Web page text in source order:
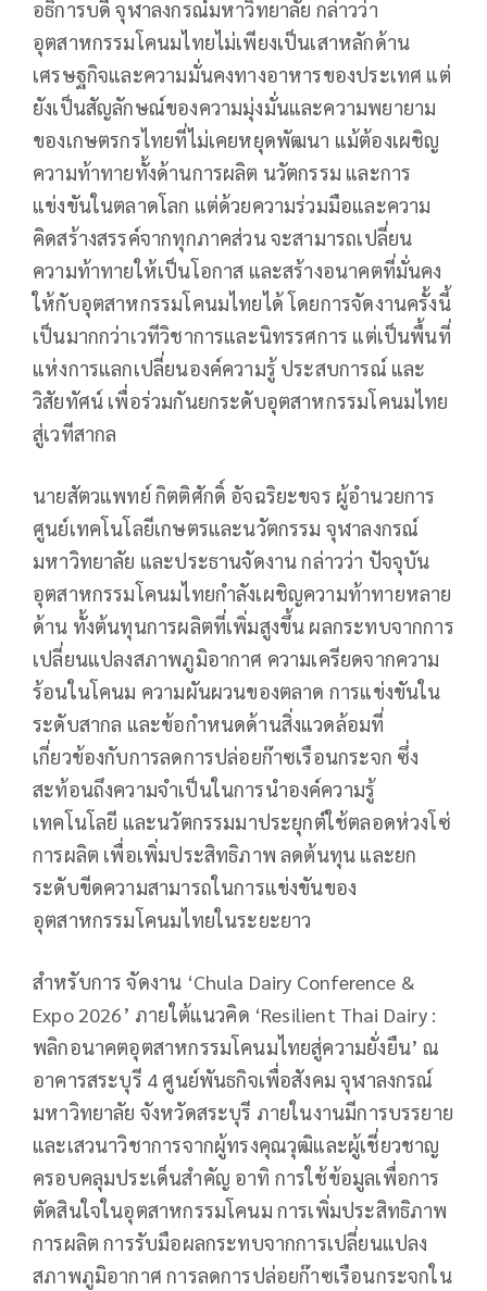
อธิการบดี จุฬาลงกรณ์มหาวิทยาลัย กล่าวว่า
อุตสาหกรรมโคนมไทยไม่เพียงเป็นเสาหลักด้าน
เศรษฐกิจและความมั่นคงทางอาหารของประเทศ แต่
ยังเป็นสัญลักษณ์ของความมุ่งมั่นและความพยายาม
ของเกษตรกรไทยที่ไม่เคยหยุดพัฒนา แม้ต้องเผชิญ
ความท้าทายทั้งด้านการผลิต นวัตกรรม และการ
แข่งขันในตลาดโลก แต่ด้วยความร่วมมือและความ
คิดสร้างสรรค์จากทุกภาคส่วน จะสามารถเปลี่ยน
ความท้าทายให้เป็นโอกาส และสร้างอนาคตที่มั่นคง
ให้กับอุตสาหกรรมโคนมไทยได้ โดยการจัดงานครั้งนี้
เป็นมากกว่าเวทีวิชาการและนิทรรศการ แต่เป็นพื้นที่
แห่งการแลกเปลี่ยนองค์ความรู้ ประสบการณ์ และ
วิสัยทัศน์ เพื่อร่วมกันยกระดับอุตสาหกรรมโคนมไทย
สู่เวทีสากล
นายสัตวแพทย์ กิตติศักดิ์ อัจฉริยะขจร ผู้อำนวยการ
ศูนย์เทคโนโลยีเกษตรและนวัตกรรม จุฬาลงกรณ์
มหาวิทยาลัย และประธานจัดงาน กล่าวว่า ปัจจุบัน
อุตสาหกรรมโคนมไทยกำลังเผชิญความท้าทายหลาย
ด้าน ทั้งต้นทุนการผลิตที่เพิ่มสูงขึ้น ผลกระทบจากการ
เปลี่ยนแปลงสภาพภูมิอากาศ ความเครียดจากความ
ร้อนในโคนม ความผันผวนของตลาด การแข่งขันใน
ระดับสากล และข้อกำหนดด้านสิ่งแวดล้อมที่
เกี่ยวข้องกับการลดการปล่อยก๊าซเรือนกระจก ซึ่ง
สะท้อนถึงความจำเป็นในการนำองค์ความรู้
เทคโนโลยี และนวัตกรรมมาประยุกต์ใช้ตลอดห่วงโซ่
การผลิต เพื่อเพิ่มประสิทธิภาพ ลดต้นทุน และยก
ระดับขีดความสามารถในการแข่งขันของ
อุตสาหกรรมโคนมไทยในระยะยาว
สำหรับการ จัดงาน ‘Chula Dairy Conference &
Expo 2026’ ภายใต้แนวคิด ‘Resilient Thai Dairy :
พลิกอนาคตอุตสาหกรรมโคนมไทยสู่ความยั่งยืน’ ณ
อาคารสระบุรี 4 ศูนย์พันธกิจเพื่อสังคม จุฬาลงกรณ์
มหาวิทยาลัย จังหวัดสระบุรี ภายในงานมีการบรรยาย
และเสวนาวิชาการจากผู้ทรงคุณวุฒิและผู้เชี่ยวชาญ
ครอบคลุมประเด็นสำคัญ อาทิ การใช้ข้อมูลเพื่อการ
ตัดสินใจในอุตสาหกรรมโคนม การเพิ่มประสิทธิภาพ
การผลิต การรับมือผลกระทบจากการเปลี่ยนแปลง
สภาพภูมิอากาศ การลดการปล่อยก๊าซเรือนกระจกใน